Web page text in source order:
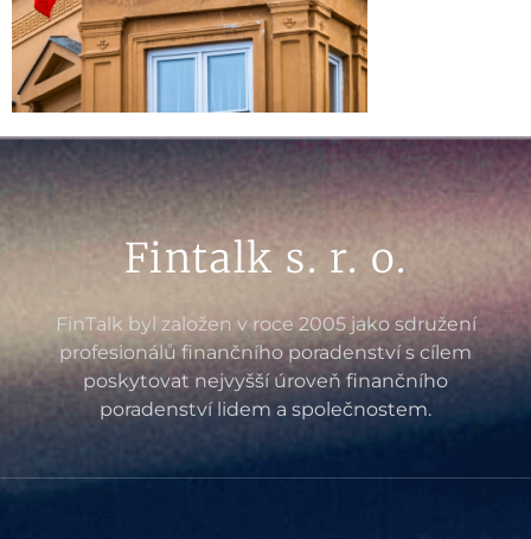
Fintalk s. r. o.
FinTalk byl založen v roce 2005 jako sdružení
profesionálů finančního poradenství s cílem
poskytovat nejvyšší úroveň finančního
poradenství lidem a společnostem.